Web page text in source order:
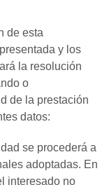
de esta
y los
la resolución
o
de la prestación
datos:
se procederá a
adoptadas. En
interesado no